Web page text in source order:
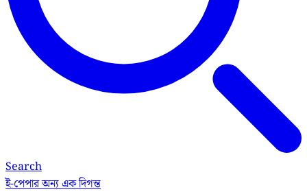
Search
ই-পেপারঅন্য এক দিগন্ত